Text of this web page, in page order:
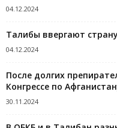
04.12.2024
Талибы ввергают
04.12.2024
После долгих
Конгрессе по
30.11.2024